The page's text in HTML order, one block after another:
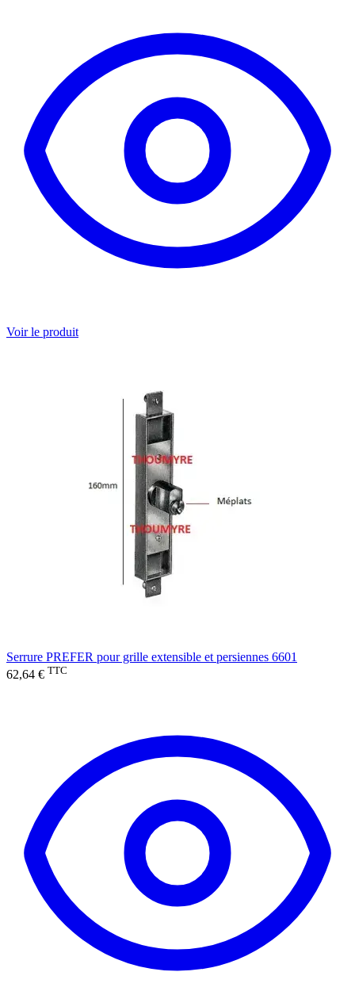
Voir le produit
Serrure PREFER pour grille extensible et persiennes 6601
62,64 € TTC